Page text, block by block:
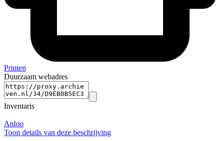
Printen
Duurzaam webadres
Inventaris
Anloo
Toon details van deze beschrijving